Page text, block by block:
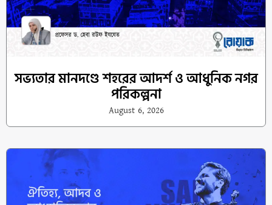
সভ্যতার মানদণ্ডে শহরের আদর্শ ও আধুনিক নগর
পরিকল্পনা
August 6, 2026